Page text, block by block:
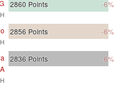
2860 Points -6%
2856 Points -6%
2836 Points -6%